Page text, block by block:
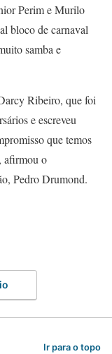
Perim e Murilo
bloco de carnaval
samba e
Ribeiro, que foi
e escreveu
que temos
afirmou o
Pedro Drumond.
Ir para o topo